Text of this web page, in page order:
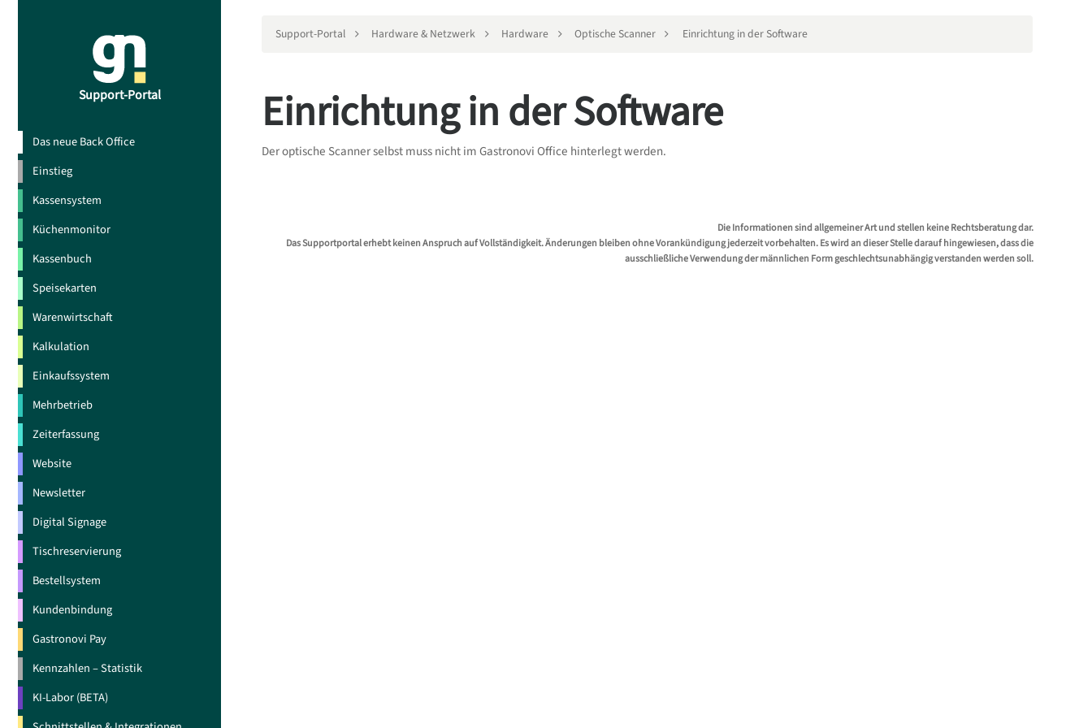
Support-Portal
Das neue Back Office
Einstieg
Kassensystem
Küchenmonitor
Kassenbuch
Speisekarten
Warenwirtschaft
Kalkulation
Einkaufssystem
Mehrbetrieb
Zeiterfassung
Website
Newsletter
Digital Signage
Tischreservierung
Bestellsystem
Kundenbindung
Gastronovi Pay
Kennzahlen – Statistik
KI-Labor (BETA)
Support-Portal Hardware & Netzwerk Hardware Optische Scanner Einrichtung in der Software
Einrichtung in der Software
Der optische Scanner selbst muss nicht im Gastronovi Office hinterlegt werden.
Die Informationen sind allgemeiner Art und stellen keine Rechtsberatung dar.
Das Supportportal erhebt keinen Anspruch auf Vollständigkeit. Änderungen bleiben ohne Vorankündigung jederzeit vorbehalten. Es wird an dieser Stelle darauf hingewiesen, dass die
ausschließliche Verwendung der männlichen Form geschlechtsunabhängig verstanden werden soll.